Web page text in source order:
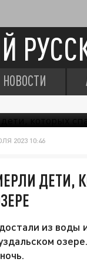
НОВОСТИ
2023 10:46
ДЕТИ,
из